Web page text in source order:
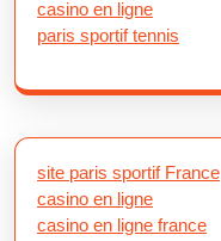
casino en ligne
paris sportif tennis
site paris sportif France
casino en ligne
casino en ligne france